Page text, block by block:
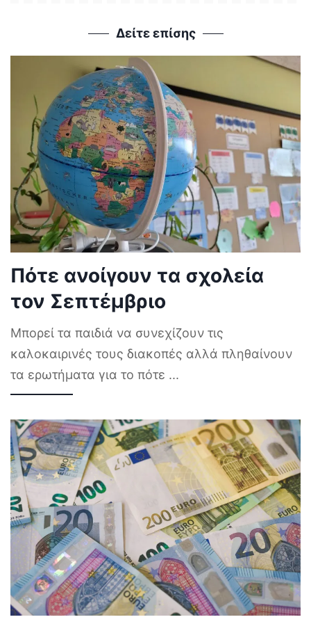
Δείτε επίσης
Πότε ανοίγουν τα σχολεία
τον Σεπτέμβριο
Μπορεί τα παιδιά να συνεχίζουν τις
καλοκαιρινές τους διακοπές αλλά πληθαίνουν
τα ερωτήματα για το πότε ...